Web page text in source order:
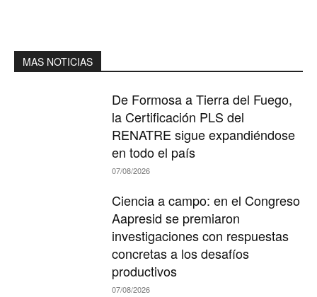
MAS NOTICIAS
De Formosa a Tierra del Fuego,
la Certificación PLS del
RENATRE sigue expandiéndose
en todo el país
07/08/2026
Ciencia a campo: en el Congreso
Aapresid se premiaron
investigaciones con respuestas
concretas a los desafíos
productivos
07/08/2026